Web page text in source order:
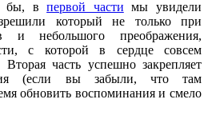
бы, впервой части мы увидели
который не только при
и небольшого преображения,
с которой в сердце совсем
Вторая часть успешно закрепляет
(если вы забыли, что там
обновить воспоминания и смело